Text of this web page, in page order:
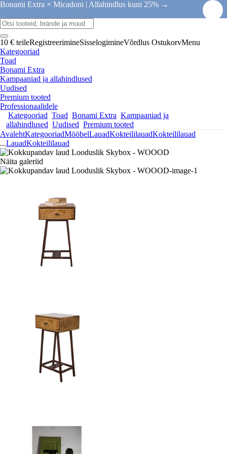
Bonami Extra × Micadoni | Allahindlus kuni 25% →
10 € teileRegistreerimineSisselogimineVõrdlus OstukorvMenu
Kategooriad
Toad
Bonami Extra
Kampaaniad ja allahindlused
Uudised
Premium tooted
Professionaalidele
Kategooriad Toad Bonami Extra Kampaaniad ja
allahindlused Uudised Premium tooted
AvalehtKategooriadMööbelLauadKokteililauadKokteililauad
...LauadKokteililauad
Näita galeriid